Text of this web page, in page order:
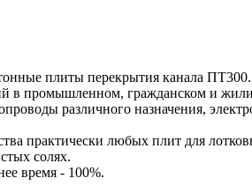
плиты перекрытия канала
в промышленном, гражданском и
различного назначения,
практически любых плит для
солях.
время - 100%.